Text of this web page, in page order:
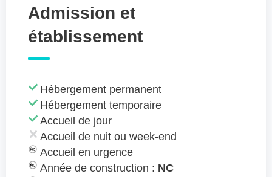
Admission et
établissement
Hébergement permanent
Hébergement temporaire
Accueil de jour
Accueil de nuit ou week-end
Accueil en urgence
Année de construction : NC